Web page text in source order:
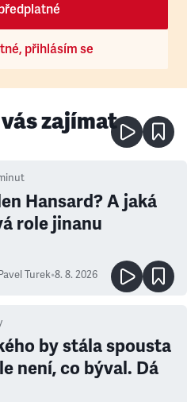
přihlásím se
zajímat
Hansard? A jaká
role jinanu
Pavel Turek•8. 8. 2026
by stála spousta
není, co býval. Dá